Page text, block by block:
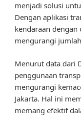
menjadi solusi
Dengan aplikasi
kendaraan
mengurangi
Menurut data dari
penggunaan
mengurangi
Jakarta. Hal ini
memang efektif